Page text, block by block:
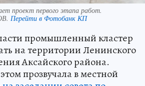
проект первого этапа работ.
Перейти в Фотобанк КП
промышленный кластер
на территории Ленинского
Аксайского района.
прозвучала в местной